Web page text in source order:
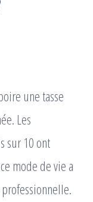
une tasse
Les
sur 10 ont
mode de vie a